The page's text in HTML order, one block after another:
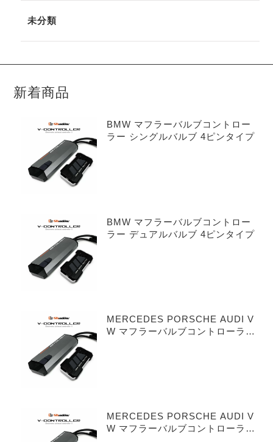
未分類
新着商品
BMW マフラーバルブコントロー
ラー シングルバルブ 4ピンタイプ
BMW マフラーバルブコントロー
ラー デュアルバルブ 4ピンタイプ
MERCEDES PORSCHE AUDI V
W マフラーバルブコントローラー
MERCEDES PORSCHE AUDI V
W マフラーバルブコントローラー